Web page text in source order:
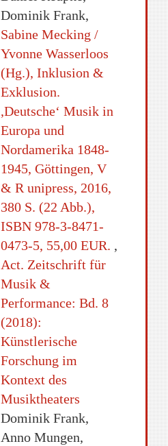
Dominik Frank,
Sabine Mecking /
Yvonne Wasserloos
(Hg.), Inklusion &
Exklusion.
,Deutsche‘ Musik in
Europa und
Nordamerika 1848-
1945, Göttingen, V
& R unipress, 2016,
380 S. (22 Abb.),
ISBN 978-3-8471-
0473-5, 55,00 EUR. ,
Act. Zeitschrift für
Musik &
Performance: Bd. 8
(2018):
Künstlerische
Forschung im
Kontext des
Musiktheaters
Dominik Frank,
Anno Mungen,